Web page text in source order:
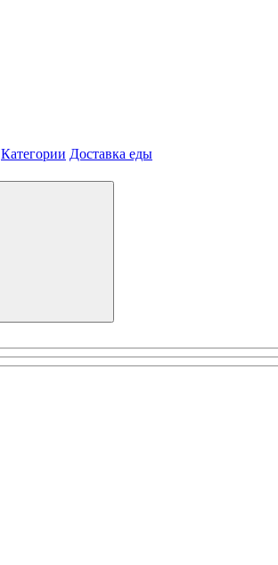
Категории Доставка еды